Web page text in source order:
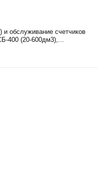
обслуживание счетчиков
400 (20-600дм3),...